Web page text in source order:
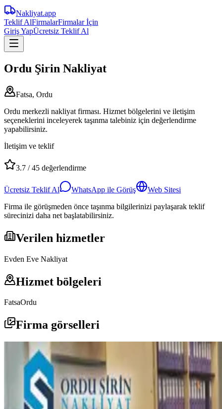
Nakliyat.app
Teklif AlFirmalarFirmalar İçin
Giriş YapÜcretsiz Teklif Al
Ordu Şirin Nakliyat
Fatsa, Ordu
Ordu merkezli nakliyat firması. Hizmet bölgelerini ve iletişim
seçeneklerini inceleyerek taşınma talebiniz için değerlendirme
yapabilirsiniz.
İletişim ve teklif
3.7 /45 değerlendirme
Ücretsiz Teklif Al WhatsApp ile Görüş
Web Sitesi
Firma ile görüşmeden önce taşınma bilgilerinizi paylaşarak teklif
sürecinizi daha net başlatabilirsiniz.
Verilen hizmetler
Evden Eve Nakliyat
Hizmet bölgeleri
FatsaOrdu
Firma görselleri